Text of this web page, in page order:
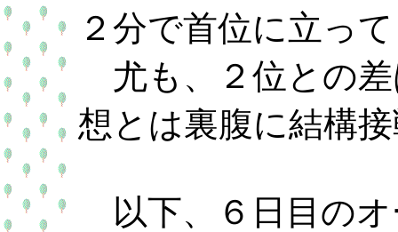
２分で首位に立っ
尤も、２位との差
想とは裏腹に結構
以下、６日目のオ